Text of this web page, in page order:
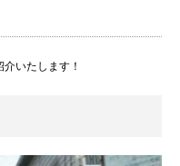
いたします！